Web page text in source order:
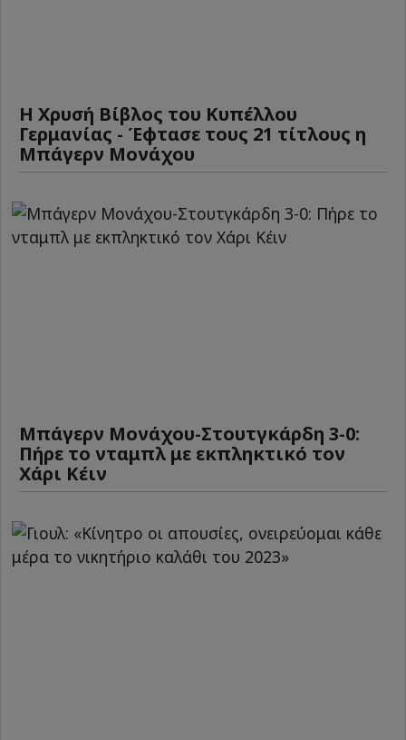
Η Χρυσή Βίβλος του Κυπέλλου
Γερμανίας - Έφτασε τους 21 τίτλους η
Μπάγερν Μονάχου
Μπάγερν Μονάχου-Στουτγκάρδη 3-0:
Πήρε το νταμπλ με εκπληκτικό τον
Χάρι Κέιν